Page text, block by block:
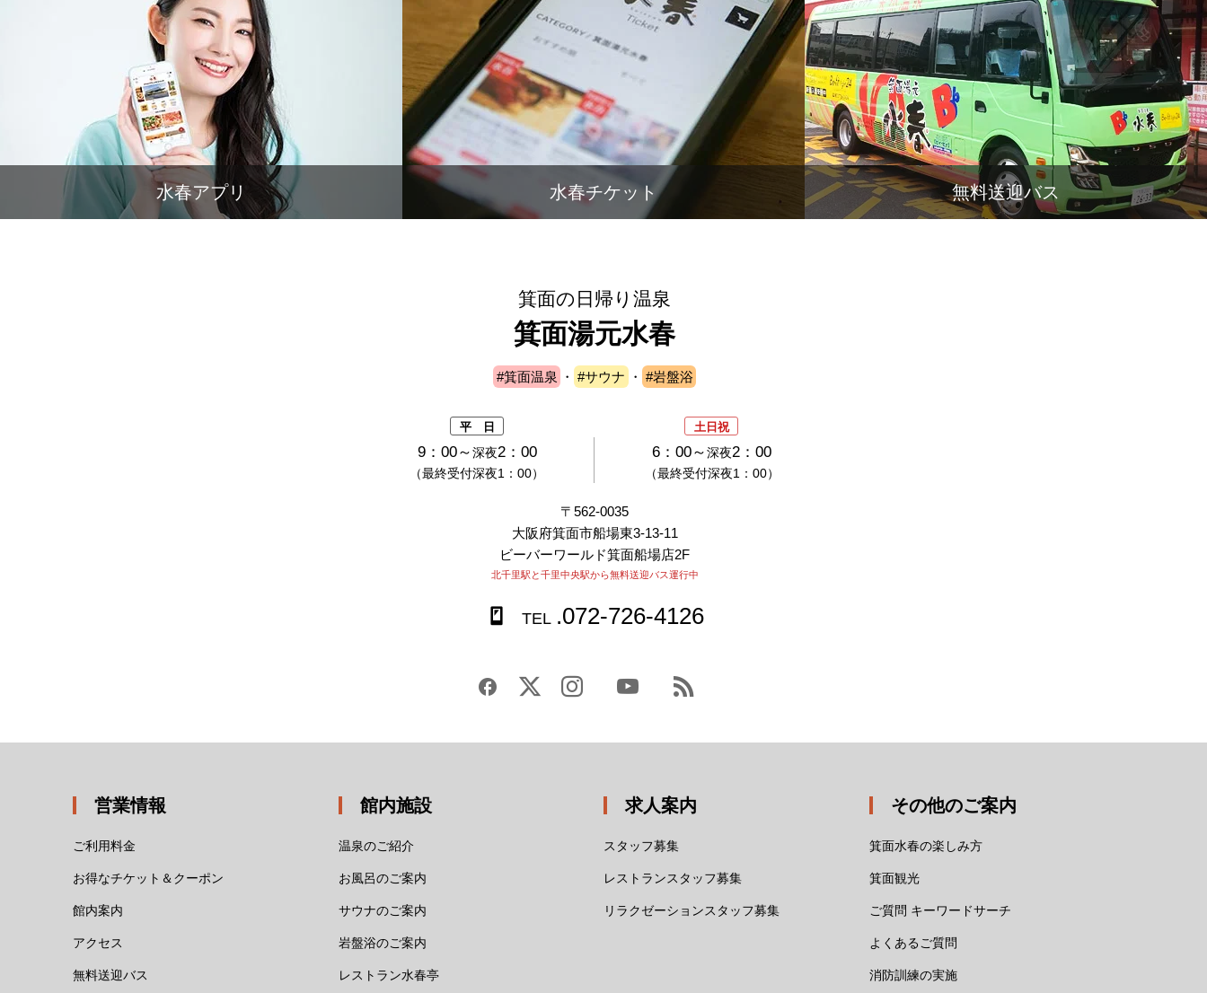
水春アプリ 水春チケット 無料送迎バス
箕面の日帰り温泉
箕面湯元水春
#箕面温泉 ・ #サウナ ・ #岩盤浴
平 日 土日祝
9：00～ 深夜2：00
（最終受付深夜1：00）
6：00～ 深夜2：00
（最終受付深夜1：00）
〒562-0035
大阪府箕面市船場東3-13-11
ビーバーワールド箕面船場店2F
北千里駅と千里中央駅から無料送迎バス運行中
TEL .072-726-4126
営業情報
ご利用料金
お得なチケット＆クーポン
館内案内
アクセス
無料送迎バス
館内施設
温泉のご紹介
お風呂のご案内
サウナのご案内
岩盤浴のご案内
レストラン水春亭
求人案内
スタッフ募集
レストランスタッフ募集
リラクゼーションスタッフ募集
その他のご案内
箕面水春の楽しみ方
箕面観光
ご質問 キーワードサーチ
よくあるご質問
消防訓練の実施